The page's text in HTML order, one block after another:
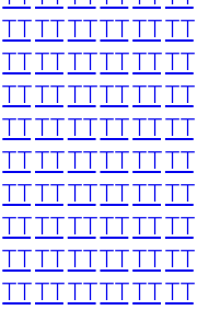
TTTTTTTTTTTT
TTTTTTTTTTTT
TTTTTTTTTTTT
TTTTTTTTTTTT
TTTTTTTTTTTT
TTTTTTTTTTTT
TTTTTTTTTTTT
TTTTTTTTTTTT
TTTTTTTTTTTT